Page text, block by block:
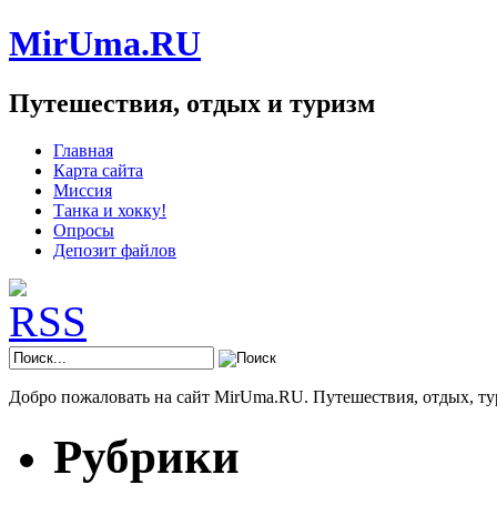
MirUma.RU
Путешествия, отдых и туризм
Главная
Карта сайта
Миссия
Танка и хокку!
Опросы
Депозит файлов
Добро пожаловать на сайт MirUma.RU. Путешествия, отдых,
Рубрики